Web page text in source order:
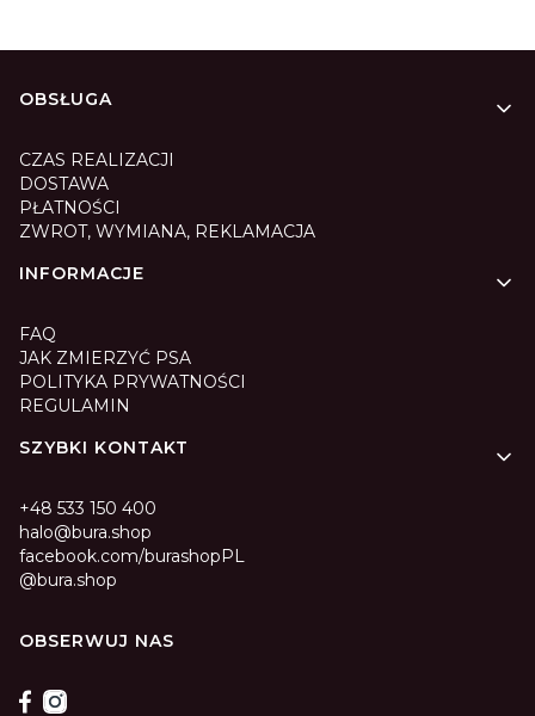
Linki w stopce
OBSŁUGA
CZAS REALIZACJI
DOSTAWA
PŁATNOŚCI
ZWROT, WYMIANA, REKLAMACJA
INFORMACJE
FAQ
JAK ZMIERZYĆ PSA
POLITYKA PRYWATNOŚCI
REGULAMIN
SZYBKI KONTAKT
+48 533 150 400
halo@bura.shop
facebook.com/burashopPL
@bura.shop
OBSERWUJ NAS